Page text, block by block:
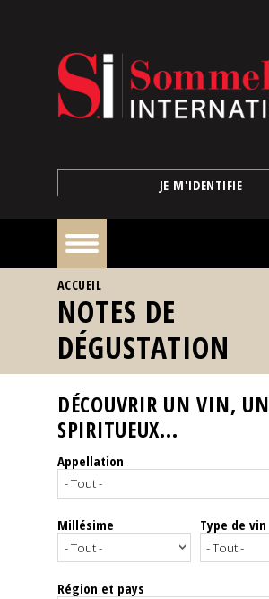
JE M'IDENTIFIE
À
la
une
Reportages
Nos
Spiritueux
Notes
dégustation
VOUS ÊTES ICI
ACCUEIL
NOTES DE
DÉGUSTATION
DÉCOUVRIR UN VIN, UN
SPIRITUEUX...
Appellation
Millésime Type de vin
Région et pays